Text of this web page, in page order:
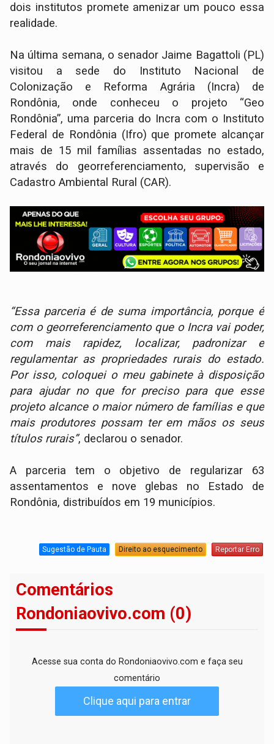
dois institutos promete amenizar um pouco essa
realidade.
Na última semana, o senador Jaime Bagattoli (PL)
visitou a sede do Instituto Nacional de
Colonização e Reforma Agrária (Incra) de
Rondônia, onde conheceu o projeto “Geo
Rondônia”, uma parceria do Incra com o Instituto
Federal de Rondônia (Ifro) que promete alcançar
mais de 15 mil famílias assentadas no estado,
através do georreferenciamento, supervisão e
Cadastro Ambiental Rural (CAR).
“Essa parceria é de suma importância, porque é
com o georreferenciamento que o Incra vai poder,
com mais rapidez, localizar, padronizar e
regulamentar as propriedades rurais do estado.
Por isso, coloquei o meu gabinete à disposição
para ajudar no que for preciso para que esse
projeto alcance o maior número de famílias e que
mais produtores possam ter em mãos os seus
títulos rurais”, declarou o senador.
A parceria tem o objetivo de regularizar 63
assentamentos e nove glebas no Estado de
Rondônia, distribuídos em 19 municípios.
Sugestão de Pauta Direito ao esquecimento Reportar Erro
Comentários
Rondoniaovivo.com (0)
Acesse sua conta do Rondoniaovivo.com e faça seu
comentário
Clique aqui para entrar